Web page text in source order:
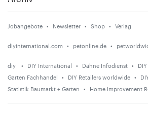
Jobangebote Newsletter Shop Verlag
diyinternational.com petonline.de
diy DIY International Dähne Infodienst
Garten Fachhandel
DIY Retailers worldwide
Statistik Baumarkt + Garten
Home Improvement